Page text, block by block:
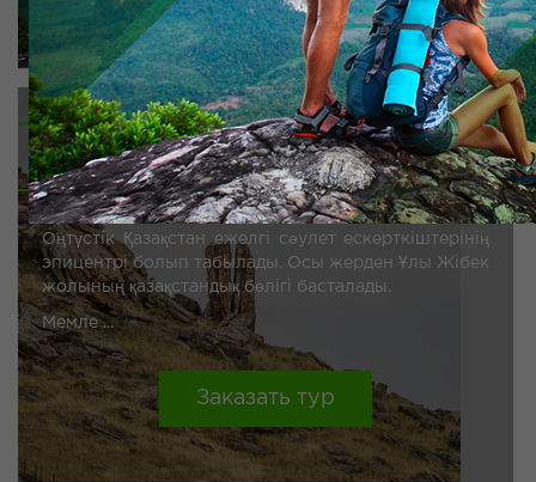
ПРОГРАММА ДЛЯ ШКОЛЬНИКОВ
Оңтүстік Қазақстан ежелгі сәулет ескерткіштерінің
эпицентрі болып табылады. Осы жерден Ұлы Жібек
жолының қазақстандық бөлігі басталады.
Мемле ...
Заказать тур